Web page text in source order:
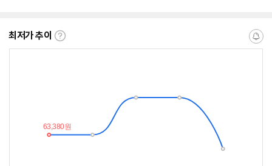
최저가 추이
최
알